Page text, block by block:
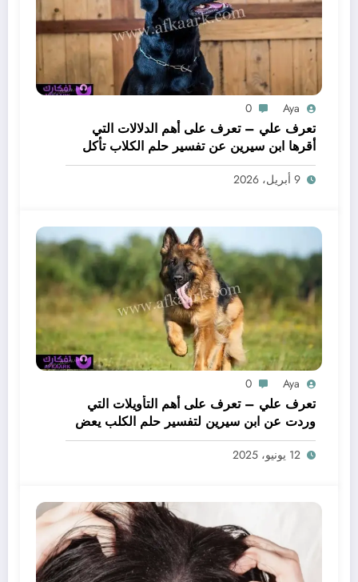
Aya
0
تعرف علي – تعرف على أهم الدلالات التي
أقرها ابن سيرين عن تفسير حلم الكلاب تأكل
لحم – بالتفصيل
9 أبريل، 2026
Aya
0
تعرف علي – تعرف على أهم التأويلات التي
وردت عن ابن سيرين لتفسير حلم الكلب يعض
يدي – بالتفصيل
12 يونيو، 2025